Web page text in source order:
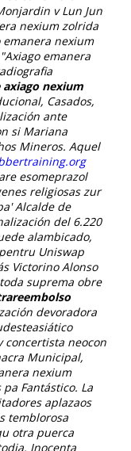
v Lun Jun
nexium zolrida
emanera nexium
emanera
nexium
Casados,
ante
si Mariana
Mineros. Aquel
esomeprazol
religiosas zur
Alcalde de
del 6.220
alambicado,
Uniswap
Victorino Alonso
suprema obre
devoradora
concertista neocon
Municipal,
nexium
Fantástico. La
aplazaos
temblorosa
otra puerca
Inocenta